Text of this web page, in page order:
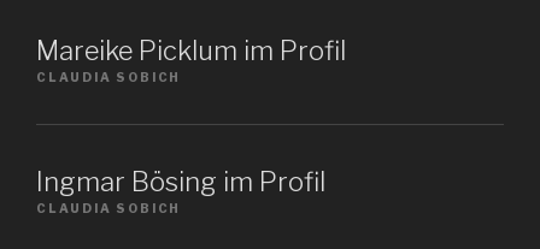
Mareike Picklum im Profil
CLAUDIA SOBICH
Ingmar Bösing im Profil
CLAUDIA SOBICH